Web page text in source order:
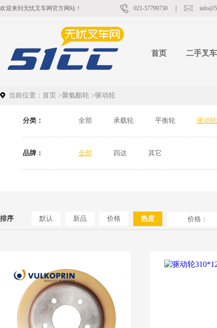
欢迎来到无忧叉车网官方网站！ 021-57799730
首页 二手叉车
当前位置： 首页 >聚氨酯轮 >驱动轮
分类： 全部 承载轮 平衡轮 驱动轮
品牌： 全部 四达 其它
排序 默认 新品 价格 热度 价格：